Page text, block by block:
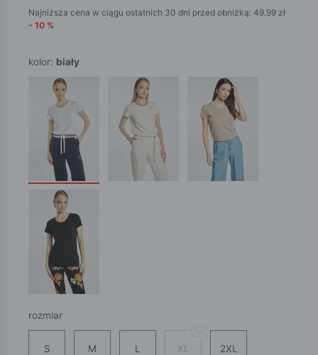
Najniższa cena w ciągu ostatnich 30 dni przed obniżką: 49.99 zł
- 10 %
kolor: biały
rozmiar
S M L XL 2XL